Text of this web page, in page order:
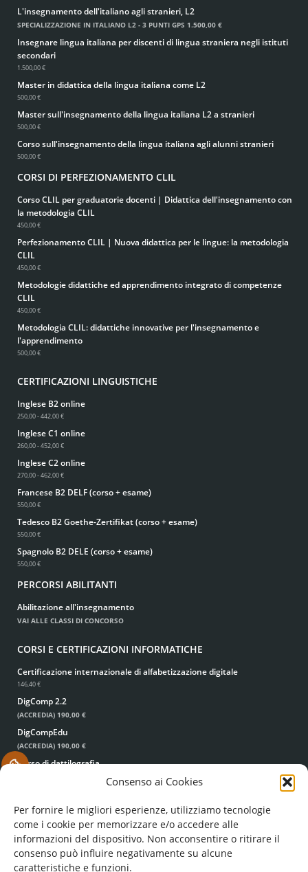
Consenso ai Cookies
Per fornire le migliori esperienze, utilizziamo tecnologie
come i cookie per memorizzare e/o accedere alle
informazioni del dispositivo. Non acconsentire o ritirare il
consenso può influire negativamente su alcune
caratteristiche e funzioni.
L'insegnamento dell'italiano agli stranieri, L2
SPECIALIZZAZIONE IN ITALIANO L2 - 3 PUNTI GPS 1.500,00 €
Insegnare lingua italiana per discenti di lingua straniera negli istituti
secondari
1.500,00 €
Master in didattica della lingua italiana come L2
500,00 €
Master sull'insegnamento della lingua italiana L2 a stranieri
500,00 €
Corso sull'insegnamento della lingua italiana agli alunni stranieri
500,00 €
CORSI DI PERFEZIONAMENTO CLIL
Corso CLIL per graduatorie docenti | Didattica dell'insegnamento con
la metodologia CLIL
450,00 €
Perfezionamento CLIL | Nuova didattica per le lingue: la metodologia
CLIL
450,00 €
Metodologie didattiche ed apprendimento integrato di competenze
CLIL
450,00 €
Metodologia CLIL: didattiche innovative per l'insegnamento e
l'apprendimento
500,00 €
CERTIFICAZIONI LINGUISTICHE
Inglese B2 online
250,00 - 442,00 €
Inglese C1 online
260,00 - 452,00 €
Inglese C2 online
270,00 - 462,00 €
Francese B2 DELF (corso + esame)
550,00 €
Tedesco B2 Goethe-Zertifikat (corso + esame)
550,00 €
Spagnolo B2 DELE (corso + esame)
550,00 €
PERCORSI ABILITANTI
Abilitazione all'insegnamento
VAI ALLE CLASSI DI CONCORSO
CORSI E CERTIFICAZIONI INFORMATICHE
Certificazione internazionale di alfabetizzazione digitale
146,40 €
DigComp 2.2
(ACCREDIA) 190,00 €
DigCompEdu
(ACCREDIA) 190,00 €
Corso di dattilografia
.